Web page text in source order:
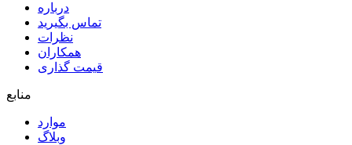
درباره
تماس بگیرید
نظرات
همکاران
قیمت گذاری
منابع
موارد
وبلاگ